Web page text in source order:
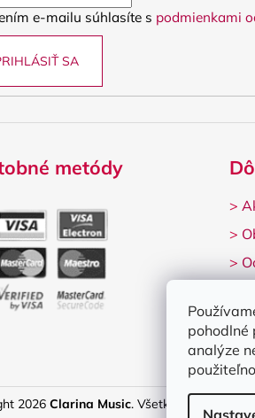
pohodlné
analýze
e-mailu súhlasíte s podmienkami
SA
metódy
>
>
>
2026 Clarina Music. Všetky práva